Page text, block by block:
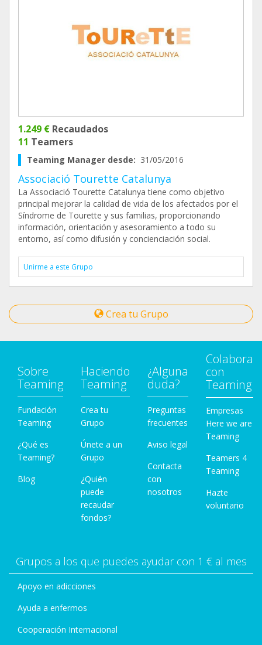
1.249 € Recaudados
11 Teamers
Teaming Manager desde: 31/05/2016
Associació Tourette Catalunya
La Associació Tourette Catalunya tiene como objetivo
principal mejorar la calidad de vida de los afectados por el
Síndrome de Tourette y sus familias, proporcionando
información, orientación y asesoramiento a todo su
entorno, así como difusión y concienciación social.
Unirme a este Grupo
Crea tu Grupo
Sobre
Teaming
Fundación
Teaming
¿Qué es
Teaming?
Blog
Haciendo
Teaming
Crea tu
Grupo
Únete a un
Grupo
¿Quién
puede
recaudar
fondos?
¿Alguna
duda?
Preguntas
frecuentes
Aviso legal
Contacta
con
nosotros
Colabora
con
Teaming
Empresas
Here we are
Teaming
Teamers 4
Teaming
Hazte
voluntario
Grupos a los que puedes ayudar con 1 € al mes
Apoyo en adicciones
Ayuda a enfermos
Cooperación Internacional